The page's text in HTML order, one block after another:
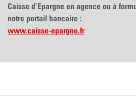
Caisse d’Epargne en agence ou à
notre portail bancaire :
www.caisse-epargne.fr